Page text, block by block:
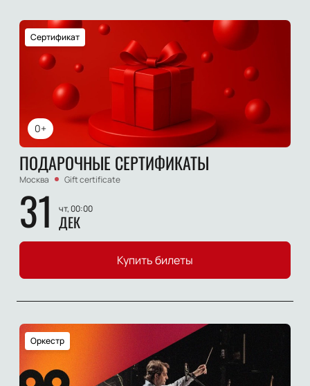
0+
Сертификат
ПОДАРОЧНЫЕ СЕРТИФИКАТЫ
Москва Gift certificate
31 чт, 00:00
ДЕК
Купить билеты
Оркестр